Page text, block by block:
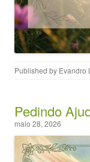
Published by Evandro
Pedindo
maio 28, 2026